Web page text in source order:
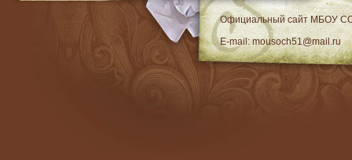
Официальный сайт МБОУ
E-mail: mousoch51@mail.ru
RSS